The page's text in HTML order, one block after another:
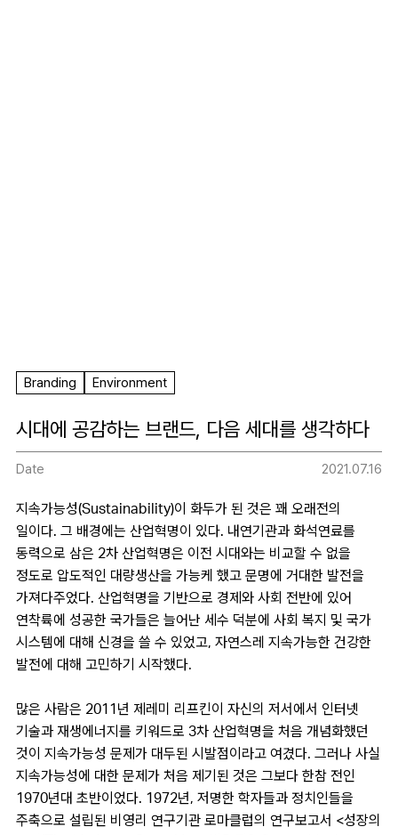
Branding Environment
시대에 공감하는 브랜드, 다음 세대를 생각하다
Date 2021.07.16
지속가능성(Sustainability)이 화두가 된 것은 꽤 오래전의
일이다. 그 배경에는 산업혁명이 있다. 내연기관과 화석연료를
동력으로 삼은 2차 산업혁명은 이전 시대와는 비교할 수 없을
정도로 압도적인 대량생산을 가능케 했고 문명에 거대한 발전을
가져다주었다. 산업혁명을 기반으로 경제와 사회 전반에 있어
연착륙에 성공한 국가들은 늘어난 세수 덕분에 사회 복지 및 국가
시스템에 대해 신경을 쓸 수 있었고, 자연스레 지속가능한 건강한
발전에 대해 고민하기 시작했다.
많은 사람은 2011년 제레미 리프킨이 자신의 저서에서 인터넷
기술과 재생에너지를 키워드로 3차 산업혁명을 처음 개념화했던
것이 지속가능성 문제가 대두된 시발점이라고 여겼다. 그러나 사실
지속가능성에 대한 문제가 처음 제기된 것은 그보다 한참 전인
1970년대 초반이었다. 1972년, 저명한 학자들과 정치인들을
주축으로 설립된 비영리 연구기관 로마클럽의 연구보고서 <성장의